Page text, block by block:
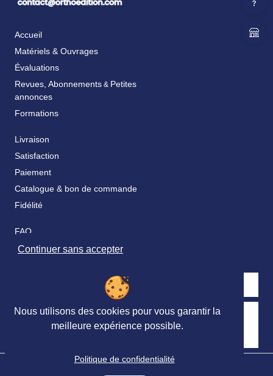
Accueil
Matériels & Ouvrages
Évaluations
Revues, Abonnements & Petites
annonces
Formations
Livraison
Satisfaction
Paiement
Catalogue & bon de commande
Fidélité
FAQ
Nos partenaires
Retrouvez nous sur les réseaux sociaux
Continuer sans accepter
Nous utilisons des cookies pour vous garantir la
meilleure expérience possible.
Politique de confidentialité